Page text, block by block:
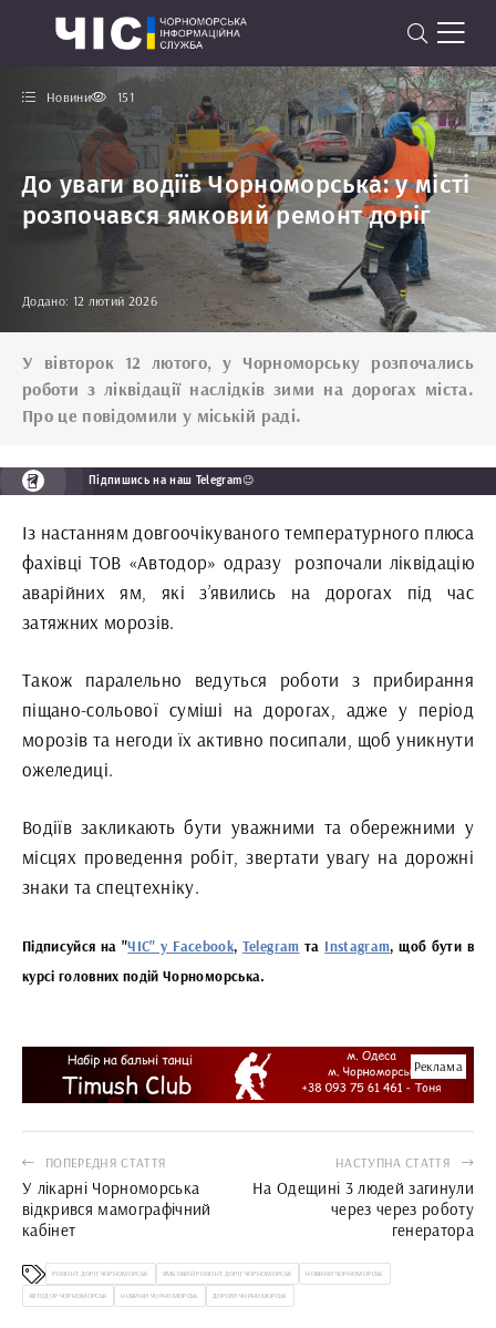
Новини 151
До уваги водіїв Чорноморська: у місті
розпочався ямковий ремонт доріг
Додано: 12 лютий 2026
У вівторок 12 лютого, у Чорноморську розпочались
роботи з ліквідації наслідків зими на дорогах міста.
Про це повідомили у міській раді.
Підпишись на наш Telegram😉
Із настанням довгоочікуваного температурного плюса
фахівці ТОВ «Автодор» одразу розпочали ліквідацію
аварійних ям, які з’явились на дорогах під час
затяжних морозів.
Також паралельно ведуться роботи з прибирання
піщано-сольової суміші на дорогах, адже у період
морозів та негоди їх активно посипали, щоб уникнути
ожеледиці.
Водіїв закликають бути уважними та обережними у
місцях проведення робіт, звертати увагу на дорожні
знаки та спецтехніку.
Підписуйся на "ЧІС" у Facebook, Telegram та Instagram, щоб бути в
курсі головних подій Чорноморська.
Реклама
ПОПЕРЕДНЯ СТАТТЯ
У лікарні Чорноморська
відкрився мамографічний
кабінет
НАСТУПНА СТАТТЯ
На Одещині 3 людей загинули
через через роботу
генератора
РЕМОНТ ДОРІГ ЧОРНОМОРСЬК ЯМКОВИЙ РЕМОНТ ДОРІГ ЧОРНОМОРСЬК НОВИНИ ЧОРНОМОРСЬК
АВТОДОР ЧОРНОМОРСЬК НОВИНИ ЧОРНОМОРСЬК ДОРОГИ ЧОРНОМОРСЬК